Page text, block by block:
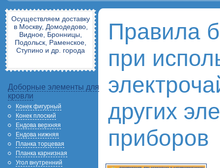
Осуществляем доставку
в Москву, Домодедово,
Видное, Бронницы,
Подольск, Раменское,
Ступино и др. города
Доборные элементы для
кровли
Конек фигурный
Конек плоский
Ендова верхняя
Ендова нижняя
Планка торцевая
Планка карнизная
Угол внутренний
Правила
при
других
приборов